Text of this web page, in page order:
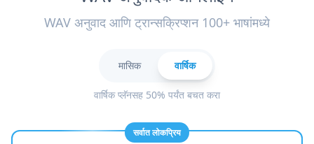
WAV अनुवाद आणि ट्रान्सक्रिप्शन 100+ भाषांमध्ये
मासिक वार्षिक
वार्षिक प्लॅनसह 50% पर्यंत बचत करा
सर्वात लोकप्रिय